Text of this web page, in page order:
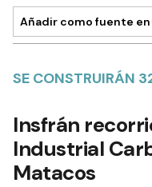
Añadir como fuente en
SE CONSTRUIRÁN
Insfrán
Industrial
Matacos